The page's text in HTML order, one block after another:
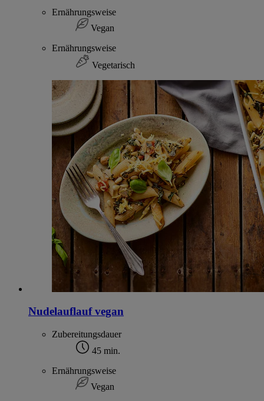
Ernährungsweise
Vegan
Ernährungsweise
Vegetarisch
Nudelauflauf vegan
Zubereitungsdauer
45 min.
Ernährungsweise
Vegan